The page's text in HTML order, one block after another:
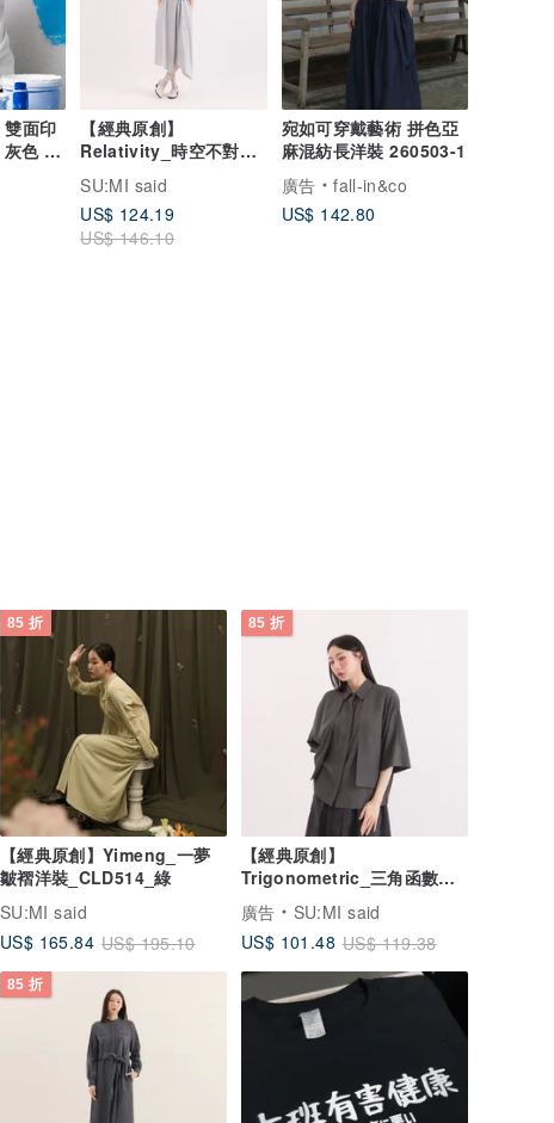
面印
色 禮
【經典原創】
Relativity_時空不對稱
SU:MI said
US$ 124.19
US$ 146.10
宛如可穿戴藝術 拼色亞
麻混紡長洋裝 260503-1
廣告
fall-in&co
US$ 142.80
85 折
【經典原創】Yimeng_一夢
皺褶洋裝_CLD514_綠
SU:MI said
US$ 165.84 US$ 195.10
85 折
【經典原創】
Trigonometric_三角函數小
露背襯衫_CLT001_灰藍
廣告
SU:MI said
US$ 101.48 US$ 119.38
85 折